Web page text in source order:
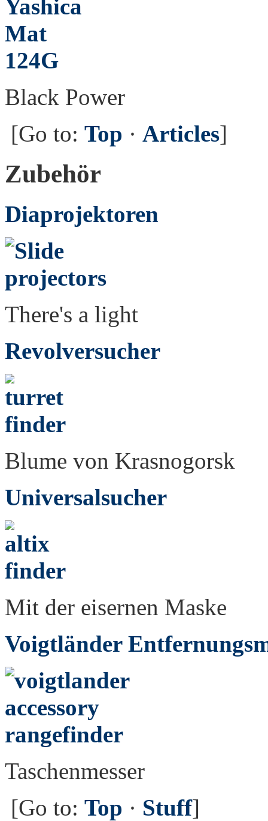
Black Power
[Go to: Top · Articles]
Zubehör
Diaprojektoren
There's a light
Revolversucher
Blume von Krasnogorsk
Universalsucher
Mit der eisernen Maske
Voigtländer
Taschenmesser
[Go to: Top · Stuff]